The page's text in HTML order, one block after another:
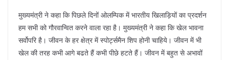
मुख्यमंत्री ने कहा कि पिछले दिनों ओलम्पिक में भारतीय खिलाड़ियों का प्रदर्शन
हम सभी को गौरवान्वित करने वाला रहा है। मुख्यमंत्री ने कहा कि खेल भावना
सर्वोपरि है। जीवन के हर क्षेत्र में स्पोर्ट्समैन शिप होनी चाहिये। जीवन में भी
खेल की तरह कभी आगे बढते हैं कभी पीछे हटते हैं। जीवन में बहुत से अभावों